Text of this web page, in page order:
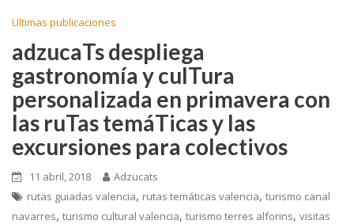
Ultimas publicaciones
adzucaTs despliega
gastronomía y culTura
personalizada en primavera con
las ruTas temáTicas y las
excursiones para colectivos
11 abril, 2018
Adzucats
rutas guiadas valencia, rutas temáticas valencia, turismo canal
navarres, turismo cultural valencia, turismo terres alforins, visitas